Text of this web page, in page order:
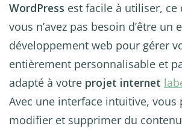
WordPress est facile à utiliser,
vous n’avez pas besoin d’être un
développement web pour gérer
entièrement personnalisable et
adapté à votre projet internet
Avec une interface intuitive, vous
modifier et supprimer du